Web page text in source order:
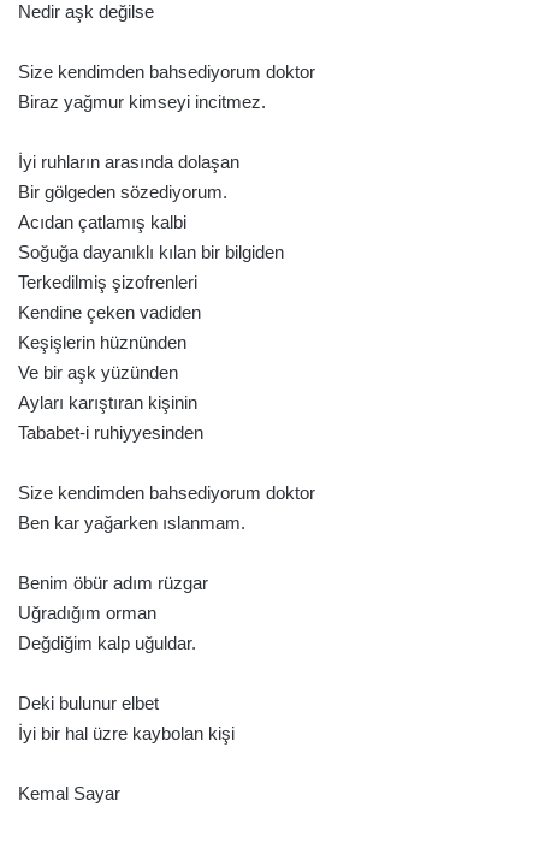
Nedir aşk değilse
Size kendimden bahsediyorum doktor
Biraz yağmur kimseyi incitmez.
İyi ruhların arasında dolaşan
Bir gölgeden sözediyorum.
Acıdan çatlamış kalbi
Soğuğa dayanıklı kılan bir bilgiden
Terkedilmiş şizofrenleri
Kendine çeken vadiden
Keşişlerin hüznünden
Ve bir aşk yüzünden
Ayları karıştıran kişinin
Tababet-i ruhiyyesinden
Size kendimden bahsediyorum doktor
Ben kar yağarken ıslanmam.
Benim öbür adım rüzgar
Uğradığım orman
Değdiğim kalp uğuldar.
Deki bulunur elbet
İyi bir hal üzre kaybolan kişi
Kemal Sayar